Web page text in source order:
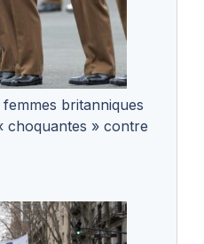
femmes britanniques
choquantes » contre